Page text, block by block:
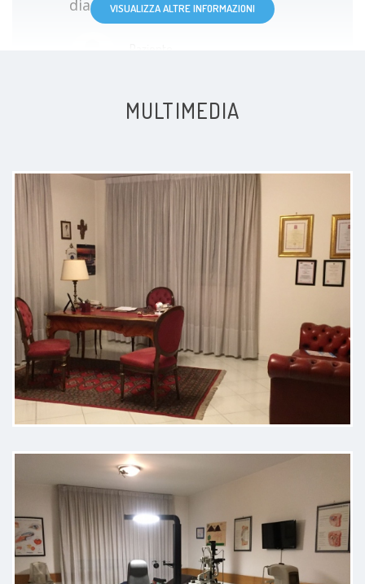
diagnosi e la cura.
Il dottore è molto preciso e
E la prima volta che siamo stati da
questo dottore ci ha dato molta
Paziente
VISUALIZZA ALTRE INFORMAZIONI
MULTIMEDIA